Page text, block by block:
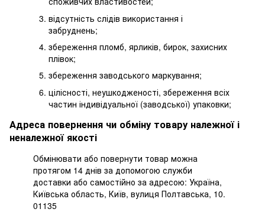
відсутність слідів використання і
забруднень;
збереження пломб, ярликів, бирок, захисних
плівок;
збереження заводського маркування;
цілісності, неушкодженості, збереження всіх
частин індивідуальної (заводської) упаковки;
Адреса повернення чи обміну товару належної і
неналежної якості
Обмінювати або повернути товар можна
протягом 14 днів за допомогою служби
доставки або самостійно за адресою: Україна,
Київська область, Київ, вулиця Полтавська, 10.
01135